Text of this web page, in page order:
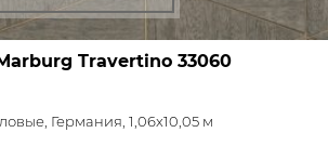
Travertino33060
Германия, 1,06x10,05 м